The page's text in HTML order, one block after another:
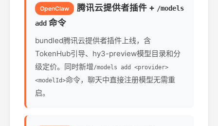
OpenClaw 腾讯云提供者插件 + /models
add 命令
bundled腾讯云提供者插件上线，含
TokenHub引导、hy3-preview模型目录和分
级定价。同时新增/models add <provider>
<modelId>命令，聊天中直接注册模型无需重
启。